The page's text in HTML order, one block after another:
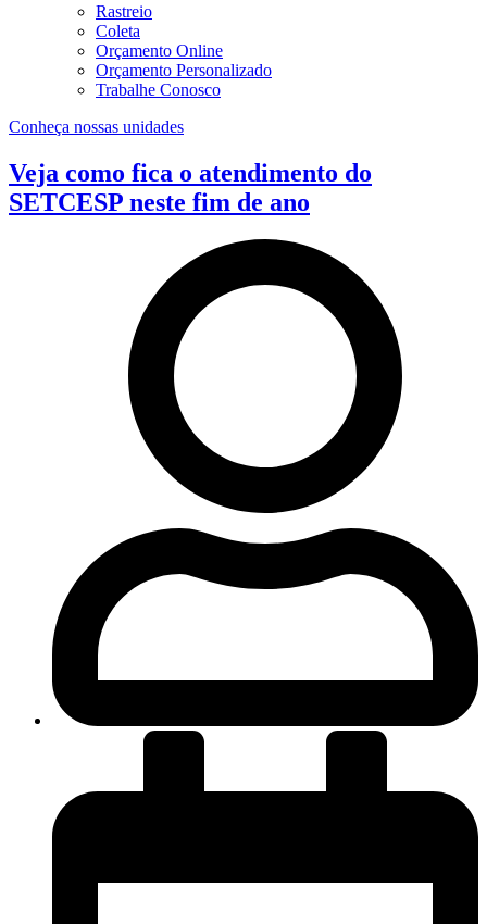
Rastreio
Coleta
Orçamento Online
Orçamento Personalizado
Trabalhe Conosco
Conheça nossas unidades
Veja como fica o atendimento do
SETCESP neste fim de ano